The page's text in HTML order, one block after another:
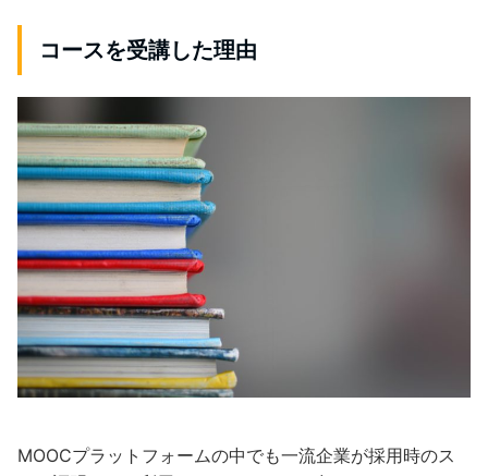
コースを受講した理由
MOOCプラットフォームの中でも一流企業が採用時のス